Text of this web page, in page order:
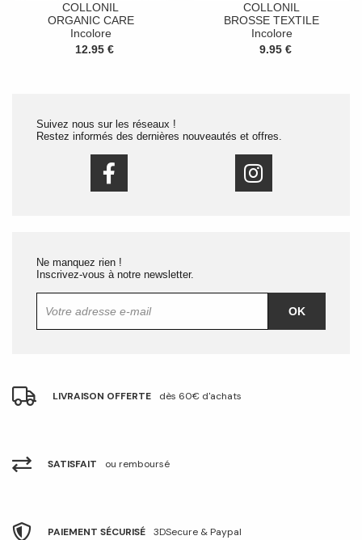
COLLONIL
ORGANIC CARE
Incolore
12.95 €
COLLONIL
BROSSE TEXTILE
Incolore
9.95 €
Suivez nous sur les réseaux !
Restez informés des dernières nouveautés et offres.
Ne manquez rien !
Inscrivez-vous à notre newsletter.
OK
LIVRAISON OFFERTE dès 60€ d'achats
SATISFAIT ou remboursé
PAIEMENT SÉCURISÉ 3DSecure & Paypal